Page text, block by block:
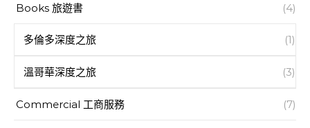
Books 旅遊書 (4)
多倫多深度之旅 (1)
溫哥華深度之旅 (3)
Commercial 工商服務 (7)